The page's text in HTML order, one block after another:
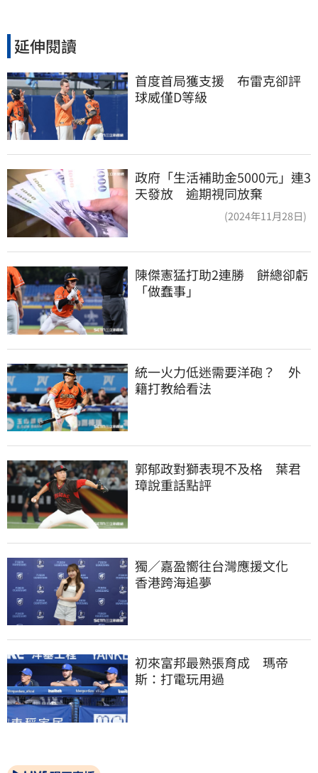
延伸閱讀
首度首局獲支援　布雷克卻評
球威僅D等級
政府「生活補助金5000元」連3
天發放 逾期視同放棄
(2024年11月28日)
陳傑憲猛打助2連勝　餅總卻虧
「做蠢事」
統一火力低迷需要洋砲？　外
籍打教給看法
郭郁政對獅表現不及格　葉君
璋說重話點評
獨／嘉盈嚮往台灣應援文化
香港跨海追夢
初來富邦最熟張育成　瑪帝
斯：打電玩用過